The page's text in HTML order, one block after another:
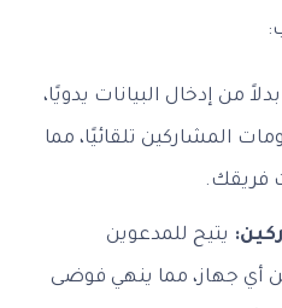
بدلاً من إدخال البيانات يدويًا،
المشاركين تلقائيًا، مما
فريقك.
يتيح للمدعوين
أي جهاز، مما ينهي فوضى